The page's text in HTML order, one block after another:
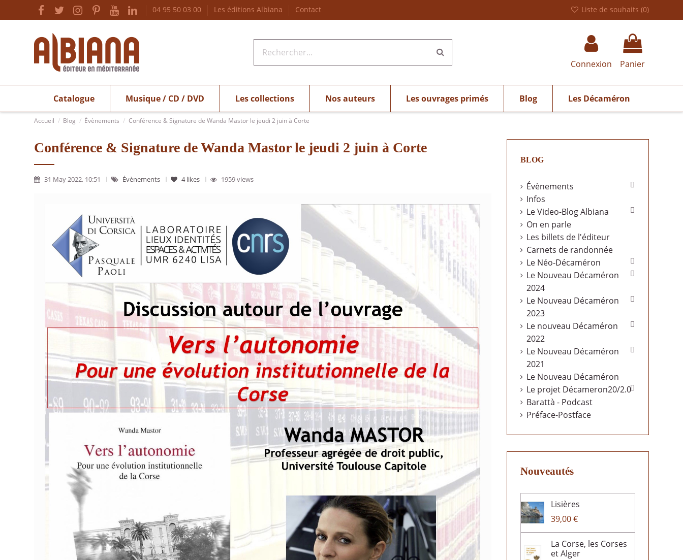
04 95 50 03 00 Les éditions Albiana Contact Liste de souhaits (0)
Connexion Panier
Catalogue Musique / CD / DVD Les collections Nos auteurs Les ouvrages primés Blog Les Décaméron
Accueil Blog Évènements Conférence & Signature de Wanda Mastor le jeudi 2 juin à Corte
Conférence & Signature de Wanda Mastor le jeudi 2 juin à Corte
31 May 2022, 10:51 Évènements 4likes 1959 views
BLOG
Évènements 
Infos
Le Video-Blog Albiana

On en parle
Les billets de l'éditeur
Carnets de randonnée
Le Néo-Décaméron

Le Nouveau Décaméron
2024

Le Nouveau Décaméron
2023

Le nouveau Décaméron
2022

Le Nouveau Décaméron
2021

Le Nouveau Décaméron
Le projet Décameron20/2.0
Barattà - Podcast
Préface-Postface
Nouveautés
Lisières
39,00 €
La Corse, les Corses
et Alger